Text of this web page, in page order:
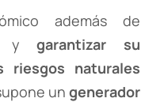
además de
ygarantizar su
riesgos naturales
un generador